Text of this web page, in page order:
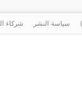
سياسة النشر شركاء